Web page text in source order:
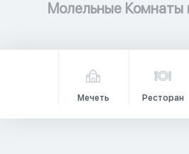
Молельные
Мечеть Ресторан